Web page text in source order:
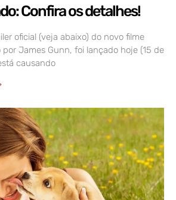
Confira os detalhes!
oficial (veja abaixo) do novo filme
por James Gunn, foi lançado hoje (15 de
causando